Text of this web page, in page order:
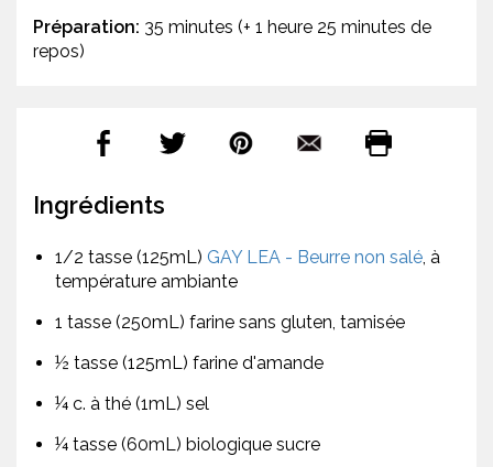
Préparation: 35 minutes (+ 1 heure 25 minutes de
repos)
Ingrédients
1/2 tasse (125mL) GAY LEA - Beurre non salé, à
température ambiante
1 tasse (250mL) farine sans gluten, tamisée
½ tasse (125mL) farine d'amande
¼ c. à thé (1mL) sel
¼ tasse (60mL) biologique sucre